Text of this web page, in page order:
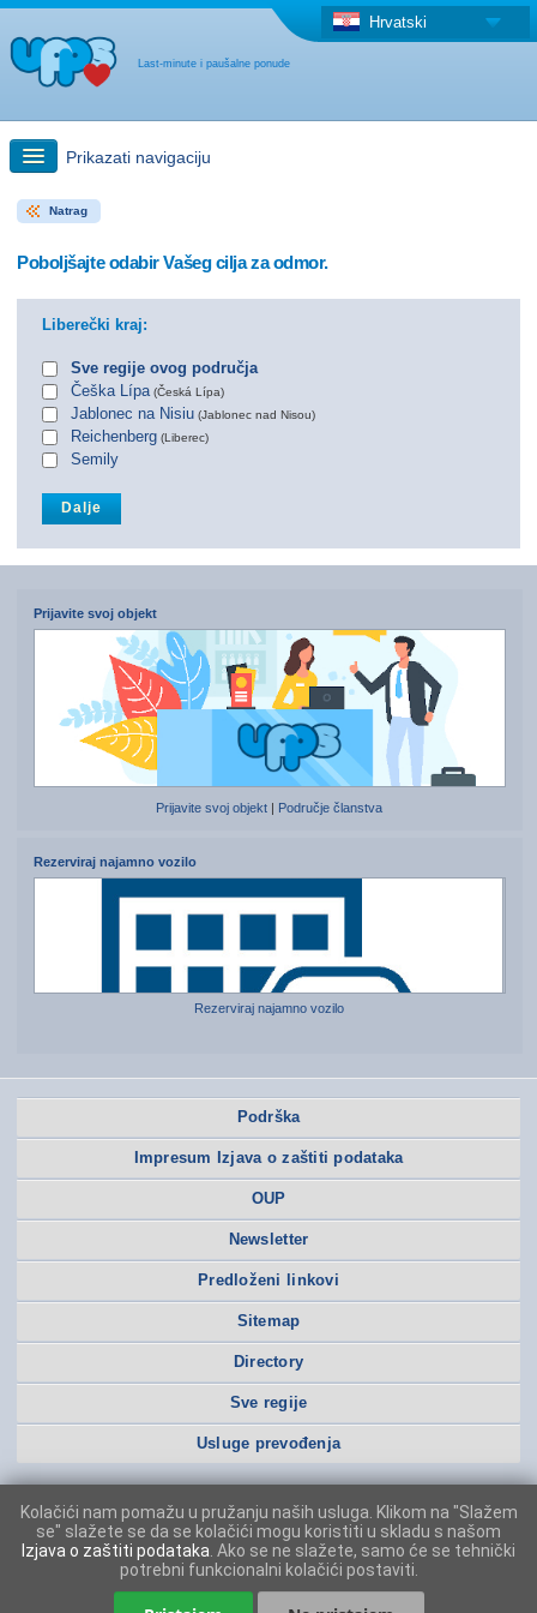
Last-minute i paušalne ponude
Hrvatski
Prikazati navigaciju
Brzo traženje
Druga država
Natrag
Poboljšajte odabir Vašeg cilja za odmor.
Liberečki kraj:
Sve regije ovog područja
Češka Lípa (Česká Lípa)
Jablonec na Nisiu (Jablonec nad Nisou)
Reichenberg (Liberec)
Semily
Prijavite svoj objekt
Prijavite svoj objekt Područje članstva
Rezerviraj najamno vozilo
Rezerviraj najamno vozilo
Podrška
Impresum Izjava o zaštiti podataka
OUP
Newsletter
Predloženi linkovi
Sitemap
Directory
Sve regije
Usluge prevođenja
Kolačići nam pomažu u pružanju naših usluga. Klikom na "Slažem
se" slažete se da se kolačići mogu koristiti u skladu s našom
Izjava o zaštiti podataka . Ako se ne slažete, samo će se tehnički
potrebni funkcionalni kolačići postaviti.